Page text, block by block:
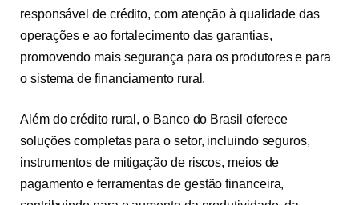
responsável de crédito, com atenção à qualidade das
operações e ao fortalecimento das garantias,
promovendo mais segurança para os produtores e para
o sistema de financiamento rural.
Além do crédito rural, o Banco do Brasil oferece
soluções completas para o setor, incluindo seguros,
instrumentos de mitigação de riscos, meios de
pagamento e ferramentas de gestão financeira,